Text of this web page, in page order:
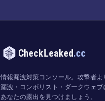
CheckLeaked.cc
情報漏洩対策コンソール。攻撃者よ
漏洩・コンボリスト・ダークウェブ
あなたの露出を見つけましょう。